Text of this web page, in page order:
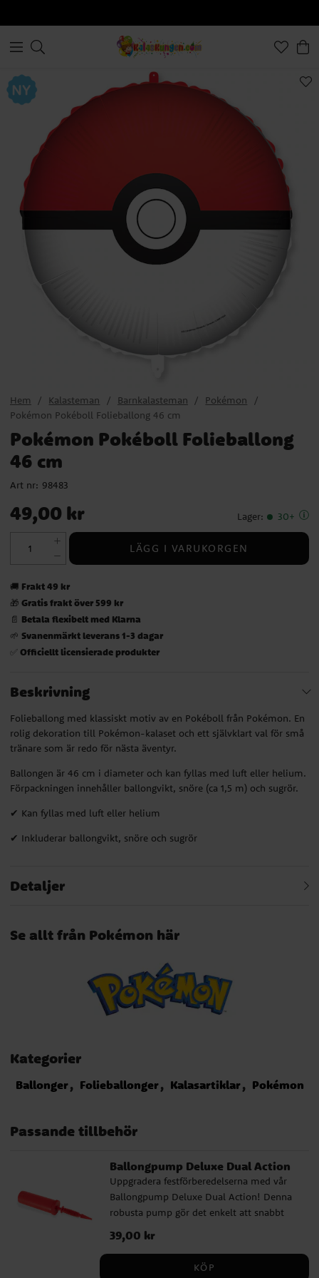
Hem Kalasteman Barnkalasteman
Pokémon
Pokémon Pokéboll Folieballong 46 cm
Pokémon Pokéboll Folieballong
46 cm
Art nr: 98483
Pris: 49,00 kr
49,00 kr Lager: 30+
LÄGG I VARUKORGEN
🚚 Frakt 49 kr
🎁 Gratis frakt över 599 kr
📄 Betala flexibelt med Klarna
🌱 Svanenmärkt leverans 1-3 dagar
✅ Officiellt licensierade produkter
Beskrivning
Folieballong med klassiskt motiv av en Pokéboll från Pokémon. En
rolig dekoration till Pokémon-kalaset och ett självklart val för små
tränare som är redo för nästa äventyr.
Ballongen är 46 cm i diameter och kan fyllas med luft eller helium.
Förpackningen innehåller ballongvikt, snöre (ca 1,5 m) och sugrör.
✔ Kan fyllas med luft eller helium
✔ Inkluderar ballongvikt, snöre och sugrör
Detaljer
Se allt från Pokémon här
Kategorier
Ballonger Folieballonger Kalasartiklar Pokémon
Passande tillbehör
Ballongpump Deluxe Dual Action
Uppgradera festförberedelserna med vår
Ballongpump Deluxe Dual Action! Denna
robusta pump gör det enkelt att snabbt
blåsa upp många ballonger och den
kommer i olika färger som säljs
osorterade. Oavsett om det är barnkalas,
babyshower eller andra speciella tillfällen,
Pris:39,00 kr
39,00 kr
KÖP